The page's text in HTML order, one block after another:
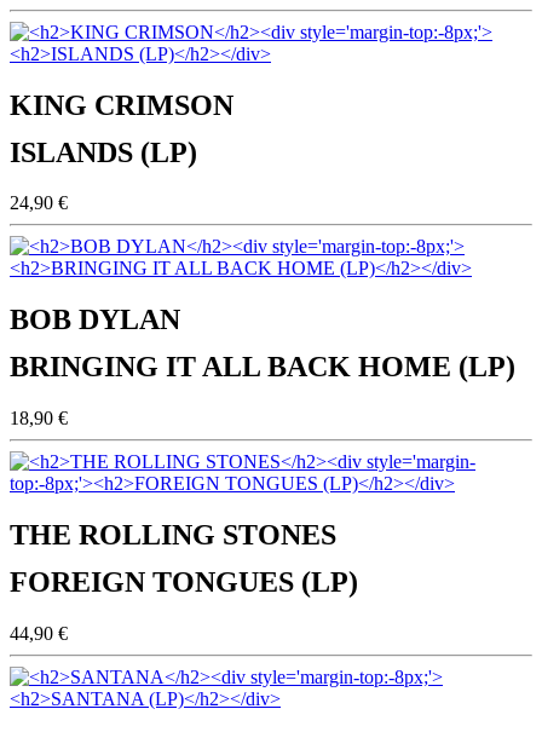
KING CRIMSON
ISLANDS (LP)
24,90 €
BOB DYLAN
BRINGING IT ALL BACK HOME (LP)
18,90 €
THE ROLLING STONES
FOREIGN TONGUES (LP)
44,90 €